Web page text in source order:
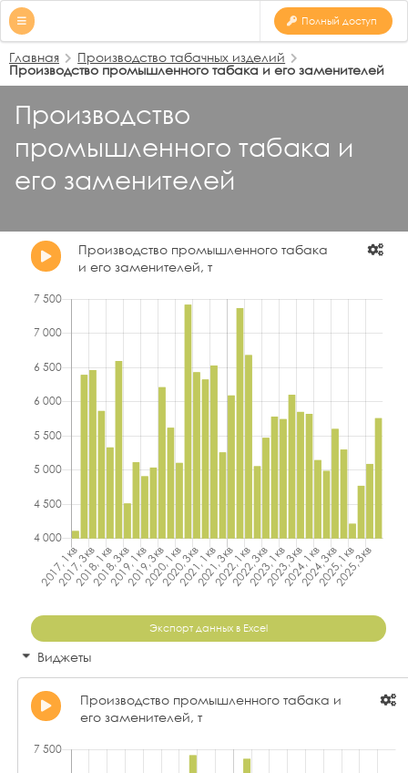
Полный доступ
Главная Производство табачных изделий
Производство промышленного табака и его заменителей
Производство
промышленного табака и
его заменителей
Производство промышленного табака
и его заменителей, т
Экспорт данных в Excel
Виджеты
Производство промышленного табака и
его заменителей, т